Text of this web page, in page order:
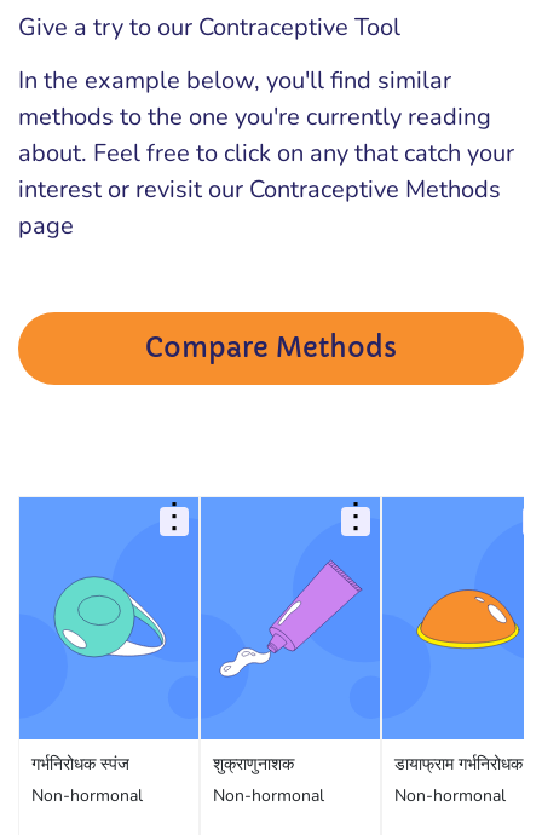
Give a try to our Contraceptive Tool
In the example below, you'll find similar
methods to the one you're currently reading
about. Feel free to click on any that catch your
interest or revisit our Contraceptive Methods
page
Compare Methods
गर्भनिरोधक स्पंज
Non-hormonal
शुक्राणुनाशक
Non-hormonal
डायाफ्राम गर्भनिरोधक
Non-hormonal